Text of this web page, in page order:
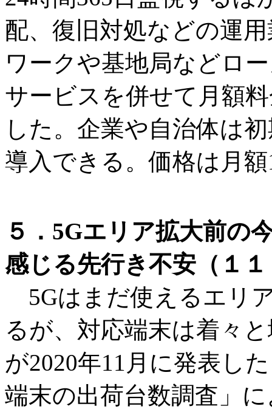
配、復旧対処などの運
ワークや基地局などロ
サービスを併せて月額
した。企業や自治体は
導入できる。価格は月
５．5Gエリア拡大前の
感じる先行き不安（１
5Gはまだ使えるエリ
るが、対応端末は着々
が2020年11月に発表し
端末の出荷台数調査」